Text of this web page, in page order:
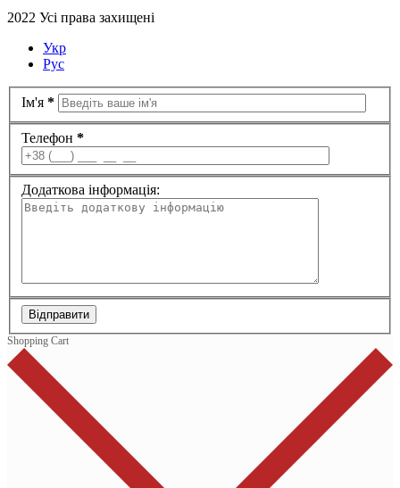
2022 Усі права захищені
Укр
Рус
Ім'я *
Телефон *
Додаткова інформація:
Відправити
Shopping Cart